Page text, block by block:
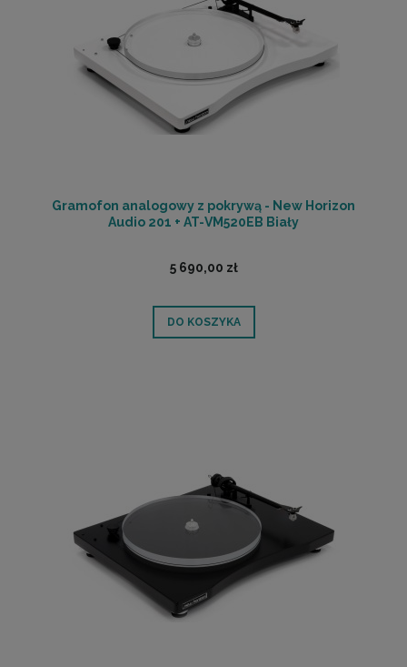
Gramofon analogowy z pokrywą - New Horizon
Audio 201 + AT-VM520EB Biały
5 690,00 zł
DO KOSZYKA